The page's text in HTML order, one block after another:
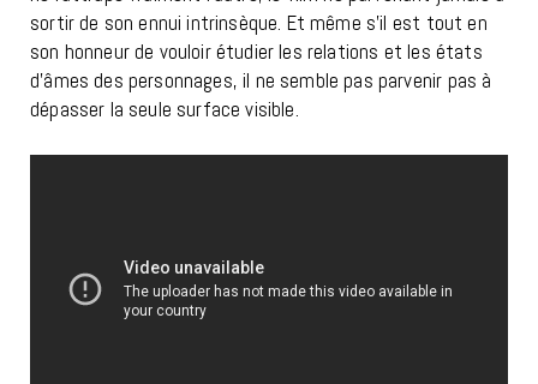
sortir de son ennui intrinsèque. Et même s’il est tout en
son honneur de vouloir étudier les relations et les états
d’âmes des personnages, il ne semble pas parvenir pas à
dépasser la seule surface visible.